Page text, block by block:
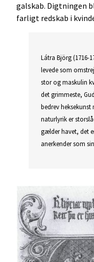
galskab. Digtningen
farligt redskab i
Látra Björg (1716-
levede som
stor og maskulin
det grimmeste,
bedrev
naturlyrik er
gælder havet, det
anerkender som